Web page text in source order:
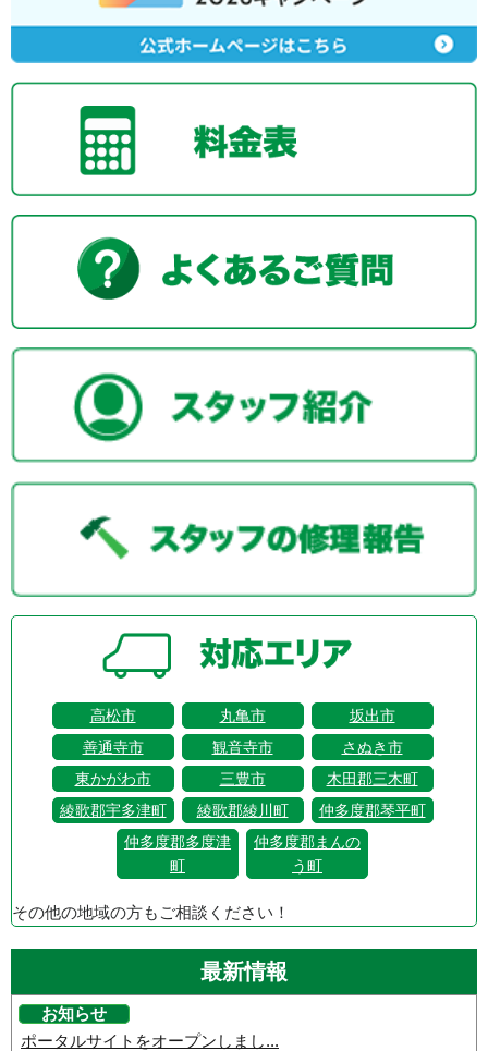
高松市 丸亀市
坂出市
善通寺市
観音寺市
さぬき市
東かがわ市
三豊市
木田郡三木町
綾歌郡宇多津町
綾歌郡綾川町
仲多度郡琴平町
仲多度郡多度津
町
仲多度郡まんの
う町
その他の地域の方もご相談ください！
最新情報
お知らせ
ポータルサイトをオープンしまし...